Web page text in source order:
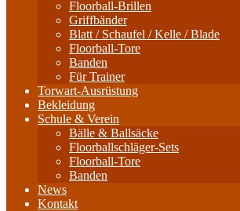
Floorball-Brillen
Griffbänder
Blatt / Schaufel / Kelle / Blade
Floorball-Tore
Banden
Für Trainer
Torwart-Ausrüstung
Bekleidung
Schule & Verein
Bälle & Ballsäcke
Floorballschläger-Sets
Floorball-Tore
Banden
News
Kontakt